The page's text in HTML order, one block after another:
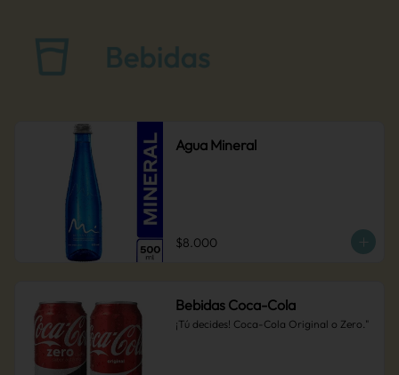
Agua Mineral
$8.000
Bebidas Coca-Cola
¡Tú decides! Coca-Cola Original o Zero."